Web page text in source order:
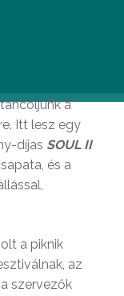
a
Itt lesz egy
díjas SOUL II
és a
a piknik
az
szervezők